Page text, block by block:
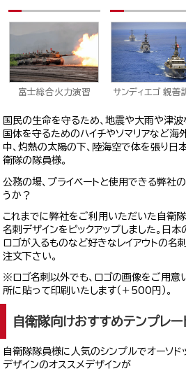
富士総合火力演習 サンディエゴ 親善
国民の生命を守るため、地震や大雨や津波
国体を守るためのハイチやソマリアなど海
中、灼熱の太陽の下、陸海空で体を張り日
衛隊の隊員様。
公務の場、プライベートと使用できる弊社
うか？
これまでに弊社をご利用いただいた自衛
名刺デザインをピックアップしました。日
ロゴが入るものなど好きなレイアウトの名
注文下さい。
※ロゴ名刺以外でも、ロゴの画像をご用意
所に貼って印刷いたします（＋500円）。
自衛隊向けおすすめテンプレー
自衛隊隊員様に人気のシンプルでオーソド
デザインのオススメデザインが